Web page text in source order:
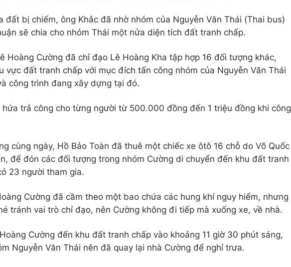
đất bị chiếm, ông Khắc đã nhờ nhóm của Nguyễn Văn Thái (Thai bus)
sẽ chia cho nhóm Thái một nửa diện tích đất tranh chấp.
Hoàng Cường đã chỉ đạo Lê Hoàng Kha tập hợp 16 đối tượng khác,
vực đất tranh chấp với mục đích tấn công nhóm của Nguyễn Văn Thái
công trình đang xây dựng tại đó.
hứa trả công cho từng người từ 500.000 đồng đến 1 triệu đồng khi công
cùng ngày, Hồ Bảo Toàn đã thuê một chiếc xe ôtô 16 chỗ do Võ Quốc
để đón các đối tượng trong nhóm Cường di chuyển đến khu đất tranh
23 người tham gia.
Cường đã cầm theo một bao chứa các hung khí nguy hiểm, nhưng
tránh vai trò chỉ đạo, nên Cường không đi tiếp mà xuống xe, về nhà.
Cường đến khu đất tranh chấp vào khoảng 11 giờ 30 phút sáng,
Nguyễn Văn Thái nên đã quay lại nhà Cường để nghỉ trưa.